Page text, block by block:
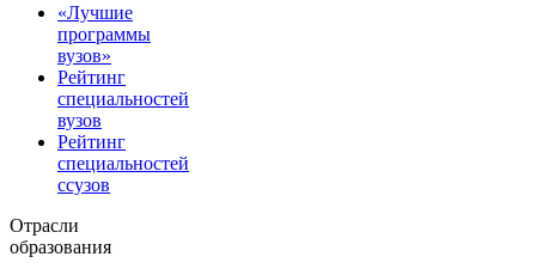
«Лучшие
программы
вузов»
Рейтинг
специальностей
вузов
Рейтинг
специальностей
ссузов
Отрасли
образования